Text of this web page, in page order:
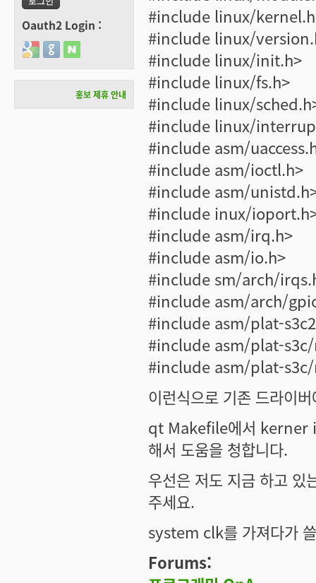
#include linux/
#include linux/
#include linux/init.h>
#include linux/fs.h>
#include linux/
#include linux/
#include asm/
#include asm/ioctl.h>
#include asm/
#include inux/
#include asm/irq.h>
#include asm/io.h>
#include sm/arch/
#include asm/arch/
#include asm/plat-
#include asm/plat-
#include asm/plat-
이런식으로 기존 드라이
qt Makefile에서 kerner
해서 도움을 청합니다.
우선은 저도 지금 하고 있
주세요.
system clk를 가져다가
Forums:
Oauth2 Login :
Login with Google
Login with GitHub
Login with Naver
홍보 제휴 안내